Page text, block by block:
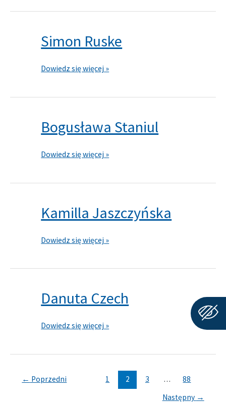
Simon Ruske
Simon
Ruske
Dowiedz się więcej »
Bogusława Staniul
Bogusława
Staniul
Dowiedz się więcej »
Kamilla Jaszczyńska
Kamilla
Jaszczyńska
Dowiedz się więcej »
Danuta Czech
Danuta
Czech
Dowiedz się więcej »
← Poprzedni 1 2 3 …
88
Następny →